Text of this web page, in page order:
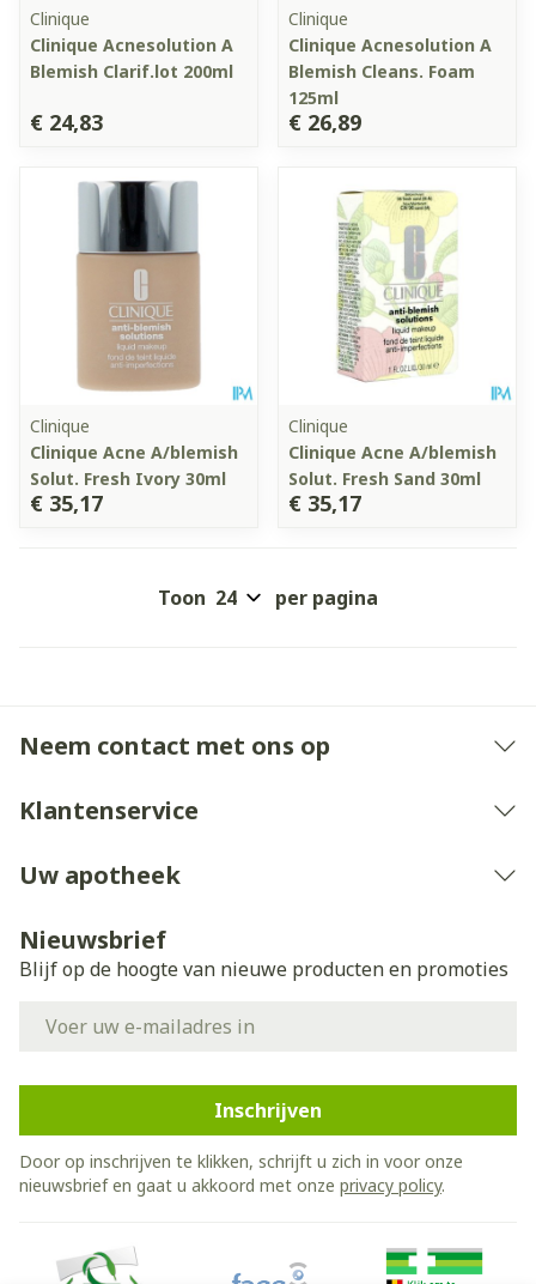
Clinique
Clinique Acnesolution A
Blemish Clarif.lot 200ml
€ 24,83
Clinique
Clinique Acnesolution A
Blemish Cleans. Foam
125ml
€ 26,89
Clinique
Clinique Acne A/blemish
Solut. Fresh Ivory 30ml
€ 35,17
Clinique
Clinique Acne A/blemish
Solut. Fresh Sand 30ml
€ 35,17
Toon per pagina
Neem contact met ons op
Klantenservice
Uw apotheek
Nieuwsbrief
Blijf op de hoogte van nieuwe producten en promoties
Inschrijven
Door op inschrijven te klikken, schrijft u zich in voor onze
nieuwsbrief en gaat u akkoord met onze privacy policy.